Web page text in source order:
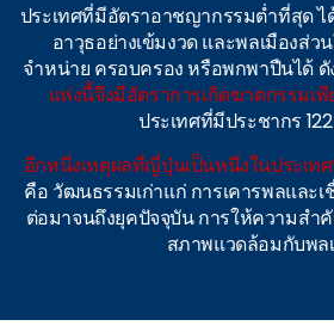
ประเทศที่มีอัตราอาชญากรรมต่ำที่สุด
อาวุธอย่างเข้มงวด และพลเมืองส่
จำหน่าย ครอบครอง หรือพกพาปืนได้
แห่งนี้จึงมีอัตราการเกิดฆาตกรรมเพี
ประเทศที่มีประชากร
อีกหนึ่งเหตุผลที่ญี่ปุ่นเป็นหนึ่งในประเท
คือ วัฒนธรรมเก่าแก่ การเคารพลและ
ต่อมาจนถึงยุคปัจจุบัน การให้ความสำ
สภาพแวดล้อมกับพล